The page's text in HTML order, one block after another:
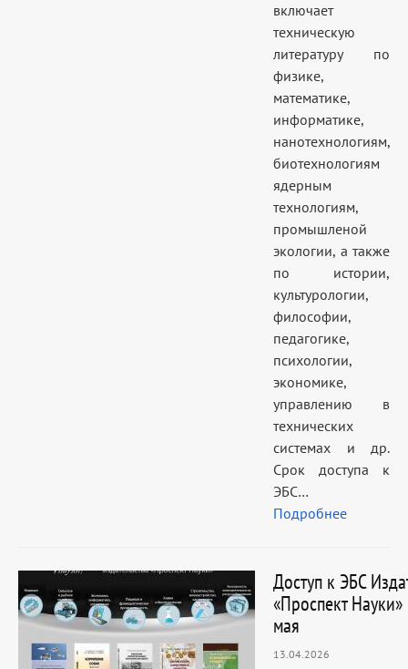
включает
техническую
литературу по
физике,
математике,
информатике,
нанотехнологиям,
биотехнологиям
ядерным
технологиям,
промышленой
экологии, а также
по истории,
культурологии,
философии,
педагогике,
психологии,
экономике,
управлению в
технических
системах и др.
Срок доступа к
ЭБС…
Подробнее
Доступ к ЭБС
«Проспект
мая
13.04.2026